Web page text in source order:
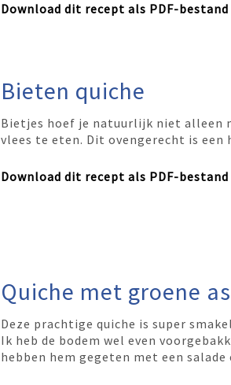
Download dit recept als PDF-bestand
Bieten quiche
Bietjes hoef je natuurlijk niet alleen
vlees te eten. Dit ovengerecht is een
Download dit recept als PDF-bestand
Quiche met groene
Deze prachtige quiche is super
Ik heb de bodem wel even
hebben hem gegeten met een